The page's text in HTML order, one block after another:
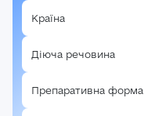
Країна
Діюча речовина
Препаративна форма
Ваша оцінка
Авторизація
Пароль*